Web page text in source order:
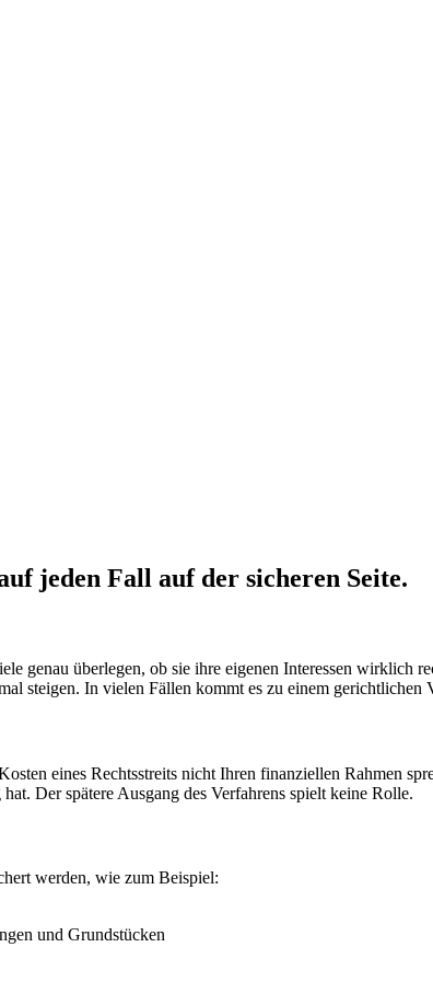
jeden Fall auf der sicheren Seite.
genau überlegen, ob sie ihre eigenen Interessen wirklich
steigen. In vielen Fällen kommt es zu einem
eines Rechtsstreits nicht Ihren finanziellen Rahmen
Der spätere Ausgang des Verfahrens spielt keine Rolle.
werden, wie zum Beispiel:
und Grundstücken